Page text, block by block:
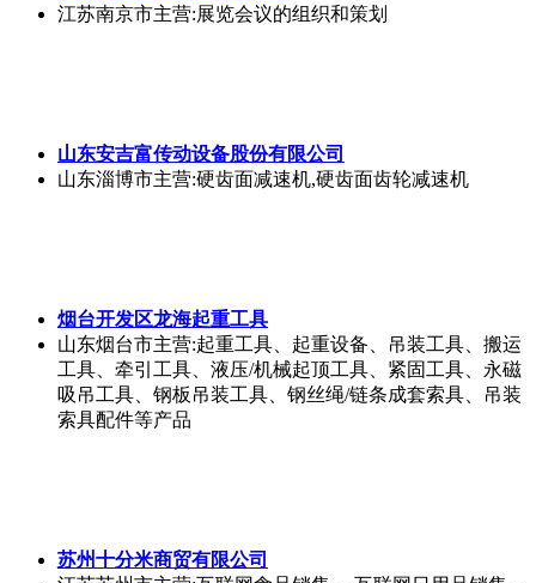
江苏南京市主营:展览会议的组织和策划
山东安吉富传动设备股份有限公司
山东淄博市主营:硬齿面减速机,硬齿面齿轮减速机
烟台开发区龙海起重工具
山东烟台市主营:起重工具、起重设备、吊装工具、搬运
工具、牵引工具、液压/机械起顶工具、紧固工具、永磁
吸吊工具、钢板吊装工具、钢丝绳/链条成套索具、吊装
索具配件等产品
苏州十分米商贸有限公司